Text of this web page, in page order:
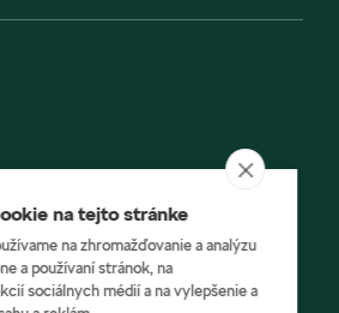
na tejto stránke
na zhromažďovanie a analýzu
a používaní stránok, na
sociálnych médií a na vylepšenie a